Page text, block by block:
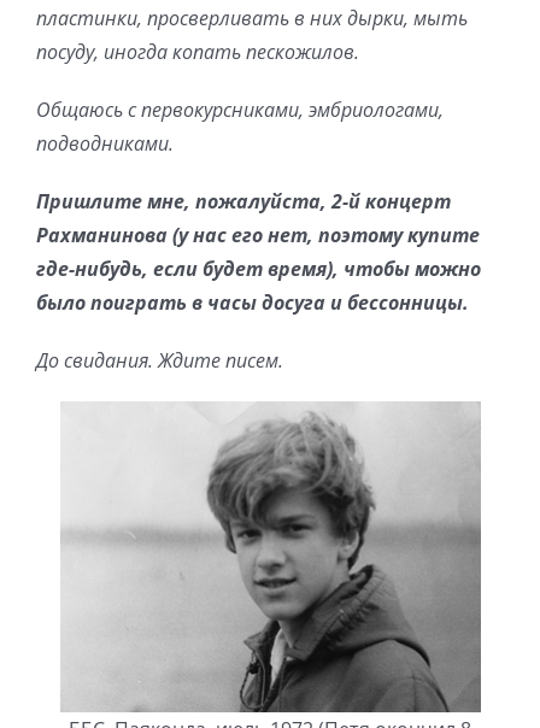
пластинки, просверливать в них дырки, мыть
посуду, иногда копать пескожилов.
Общаюсь с первокурсниками, эмбриологами,
подводниками.
Пришлите мне, пожалуйста, 2-й концерт
Рахманинова (у нас его нет, поэтому купите
где-нибудь, если будет время), чтобы можно
было поиграть в часы досуга и бессонницы.
До свидания. Ждите писем.